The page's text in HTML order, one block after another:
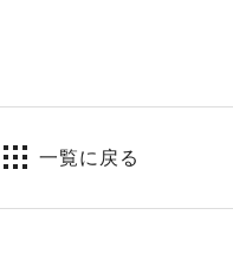
一覧に戻る